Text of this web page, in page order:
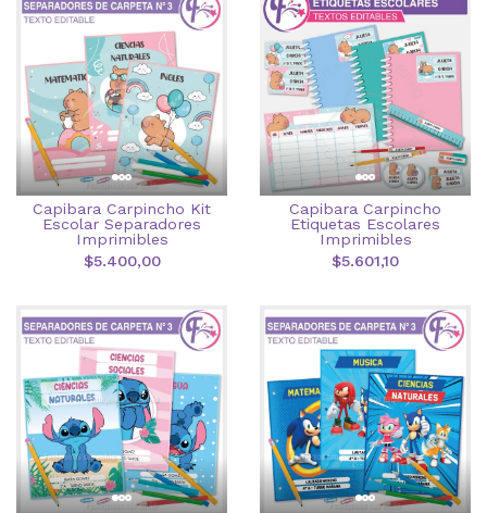
Capibara Carpincho Kit
Escolar Separadores
Imprimibles
$5.400,00
Capibara Carpincho
Etiquetas Escolares
Imprimibles
$5.601,10